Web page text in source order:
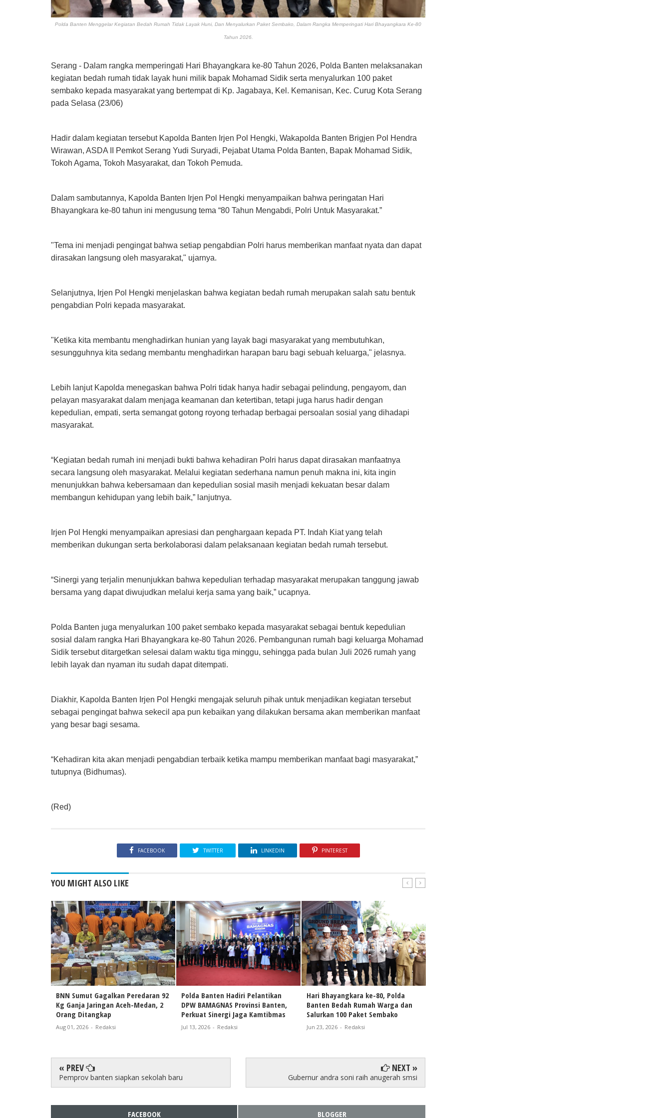
Polda Banten Menggelar Kegiatan Bedah Rumah Tidak Layak Huni, Dan Menyalurkan Paket Sembako, Dalam Rangka Memperingati Hari Bhayangkara Ke-80
Tahun 2026.
Serang - Dalam rangka memperingati Hari Bhayangkara ke-80 Tahun 2026, Polda Banten melaksanakan
kegiatan bedah rumah tidak layak huni milik bapak Mohamad Sidik serta menyalurkan 100 paket
sembako kepada masyarakat yang bertempat di Kp. Jagabaya, Kel. Kemanisan, Kec. Curug Kota Serang
pada Selasa (23/06)
Hadir dalam kegiatan tersebut Kapolda Banten Irjen Pol Hengki, Wakapolda Banten Brigjen Pol Hendra
Wirawan, ASDA II Pemkot Serang Yudi Suryadi, Pejabat Utama Polda Banten, Bapak Mohamad Sidik,
Tokoh Agama, Tokoh Masyarakat, dan Tokoh Pemuda.
Dalam sambutannya, Kapolda Banten Irjen Pol Hengki menyampaikan bahwa peringatan Hari
Bhayangkara ke-80 tahun ini mengusung tema “80 Tahun Mengabdi, Polri Untuk Masyarakat.”
"Tema ini menjadi pengingat bahwa setiap pengabdian Polri harus memberikan manfaat nyata dan dapat
dirasakan langsung oleh masyarakat," ujarnya.
Selanjutnya, Irjen Pol Hengki menjelaskan bahwa kegiatan bedah rumah merupakan salah satu bentuk
pengabdian Polri kepada masyarakat.
"Ketika kita membantu menghadirkan hunian yang layak bagi masyarakat yang membutuhkan,
sesungguhnya kita sedang membantu menghadirkan harapan baru bagi sebuah keluarga," jelasnya.
Lebih lanjut Kapolda menegaskan bahwa Polri tidak hanya hadir sebagai pelindung, pengayom, dan
pelayan masyarakat dalam menjaga keamanan dan ketertiban, tetapi juga harus hadir dengan
kepedulian, empati, serta semangat gotong royong terhadap berbagai persoalan sosial yang dihadapi
masyarakat.
“Kegiatan bedah rumah ini menjadi bukti bahwa kehadiran Polri harus dapat dirasakan manfaatnya
secara langsung oleh masyarakat. Melalui kegiatan sederhana namun penuh makna ini, kita ingin
menunjukkan bahwa kebersamaan dan kepedulian sosial masih menjadi kekuatan besar dalam
membangun kehidupan yang lebih baik,” lanjutnya.
Irjen Pol Hengki menyampaikan apresiasi dan penghargaan kepada PT. Indah Kiat yang telah
memberikan dukungan serta berkolaborasi dalam pelaksanaan kegiatan bedah rumah tersebut.
“Sinergi yang terjalin menunjukkan bahwa kepedulian terhadap masyarakat merupakan tanggung jawab
bersama yang dapat diwujudkan melalui kerja sama yang baik,” ucapnya.
Polda Banten juga menyalurkan 100 paket sembako kepada masyarakat sebagai bentuk kepedulian
sosial dalam rangka Hari Bhayangkara ke-80 Tahun 2026. Pembangunan rumah bagi keluarga Mohamad
Sidik tersebut ditargetkan selesai dalam waktu tiga minggu, sehingga pada bulan Juli 2026 rumah yang
lebih layak dan nyaman itu sudah dapat ditempati.
Diakhir, Kapolda Banten Irjen Pol Hengki mengajak seluruh pihak untuk menjadikan kegiatan tersebut
sebagai pengingat bahwa sekecil apa pun kebaikan yang dilakukan bersama akan memberikan manfaat
yang besar bagi sesama.
“Kehadiran kita akan menjadi pengabdian terbaik ketika mampu memberikan manfaat bagi masyarakat,”
tutupnya (Bidhumas).
(Red)
FACEBOOK TWITTER LINKEDIN PINTEREST
YOU MIGHT ALSO LIKE
BNN Sumut Gagalkan Peredaran 92
Kg Ganja Jaringan Aceh-Medan, 2
Orang Ditangkap
Aug 01, 2026 - Redaksi
Polda Banten Hadiri Pelantikan
DPW BAMAGNAS Provinsi Banten,
Perkuat Sinergi Jaga Kamtibmas
Jul 13, 2026 - Redaksi
Hari Bhayangkara ke-80, Polda
Banten Bedah Rumah Warga dan
Salurkan 100 Paket Sembako
Jun 23, 2026 - Redaksi
« PREV
Pemprov banten siapkan sekolah baru
NEXT »
Gubernur andra soni raih anugerah smsi
FACEBOOK BLOGGER